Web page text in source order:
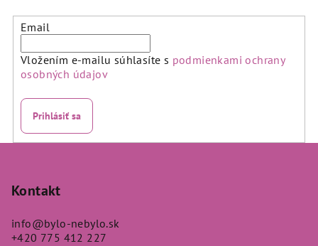
Email
Vložením e-mailu súhlasíte s podmienkami ochrany
osobných údajov
Prihlásiť sa
Kontakt
info@bylo-nebylo.sk
+420 775 412 227